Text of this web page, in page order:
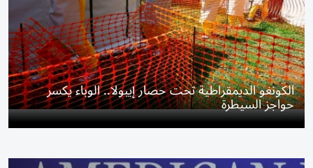
الكونغو الديمقراطية تحت حصار إيبولا.. الوباء يكسر
حواجز السيطرة